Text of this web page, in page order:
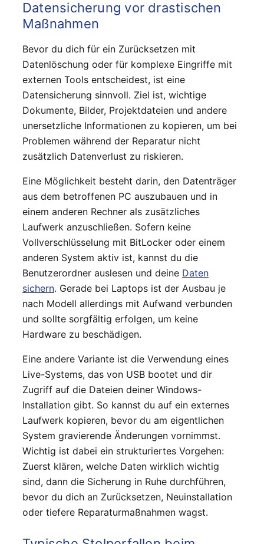
Datensicherung vor drastischen
Maßnahmen
Bevor du dich für ein Zurücksetzen mit
Datenlöschung oder für komplexe Eingriffe mit
externen Tools entscheidest, ist eine
Datensicherung sinnvoll. Ziel ist, wichtige
Dokumente, Bilder, Projektdateien und andere
unersetzliche Informationen zu kopieren, um bei
Problemen während der Reparatur nicht
zusätzlich Datenverlust zu riskieren.
Eine Möglichkeit besteht darin, den Datenträger
aus dem betroffenen PC auszubauen und in
einem anderen Rechner als zusätzliches
Laufwerk anzuschließen. Sofern keine
Vollverschlüsselung mit BitLocker oder einem
anderen System aktiv ist, kannst du die
Benutzerordner auslesen und deine Daten
sichern. Gerade bei Laptops ist der Ausbau je
nach Modell allerdings mit Aufwand verbunden
und sollte sorgfältig erfolgen, um keine
Hardware zu beschädigen.
Eine andere Variante ist die Verwendung eines
Live-Systems, das von USB bootet und dir
Zugriff auf die Dateien deiner Windows-
Installation gibt. So kannst du auf ein externes
Laufwerk kopieren, bevor du am eigentlichen
System gravierende Änderungen vornimmst.
Wichtig ist dabei ein strukturiertes Vorgehen:
Zuerst klären, welche Daten wirklich wichtig
sind, dann die Sicherung in Ruhe durchführen,
bevor du dich an Zurücksetzen, Neuinstallation
oder tiefere Reparaturmaßnahmen wagst.